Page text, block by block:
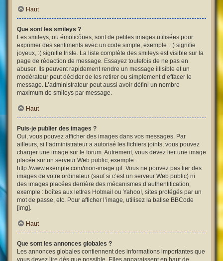
Haut
Que sont les smileys ?
Les smileys, ou émoticônes, sont de petites images utilisées pour
exprimer des sentiments avec un code simple, exemple : :) signifie
joyeux, :( signifie triste. La liste complète des smileys est visible sur la
page de rédaction de message. Essayez toutefois de ne pas en
abuser. Ils peuvent rapidement rendre un message illisible et un
modérateur peut décider de les retirer ou simplement d’effacer le
message. L’administrateur peut aussi avoir défini un nombre
maximum de smileys par message.
Haut
Puis-je publier des images ?
Oui, vous pouvez afficher des images dans vos messages. Par
ailleurs, si l’administrateur a autorisé les fichiers joints, vous pouvez
charger une image sur le forum. Autrement, vous devez lier une image
placée sur un serveur Web public, exemple :
http://www.exemple.com/mon-image.gif. Vous ne pouvez pas lier des
images de votre ordinateur (sauf si c’est un serveur Web public) ni
des images placées derrière des mécanismes d’authentification,
exemple : boîtes aux lettres Hotmail ou Yahoo!, sites protégés par un
mot de passe, etc. Pour afficher l’image, utilisez la balise BBCode
[img].
Haut
Que sont les annonces globales ?
Les annonces globales contiennent des informations importantes que
vous devez lire dès que possible. Elles apparaissent en haut de